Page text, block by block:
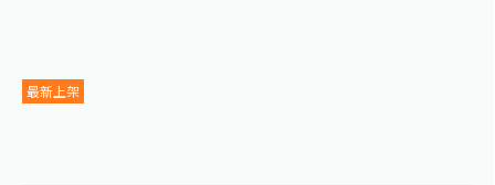
最新上架